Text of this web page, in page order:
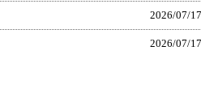
2026/07/
2026/07/